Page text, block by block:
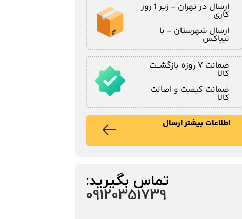
ارسال در تهران - زیر 1 روز
کاری
ارسال شهرستان - با
تیپاکس
ضمانت ۷ روزه بازگشـــت
کالا
ضمانت کیفیت و اصالت
کالا
اطلاعات بیشتر ارسال
تماس بگیرید:
09120351739